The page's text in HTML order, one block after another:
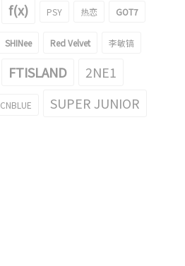
f(x) PSY 热恋 GOT7
SHINee Red Velvet 李敏镐
FTISLAND
2NE1
CNBLUE SUPER JUNIOR